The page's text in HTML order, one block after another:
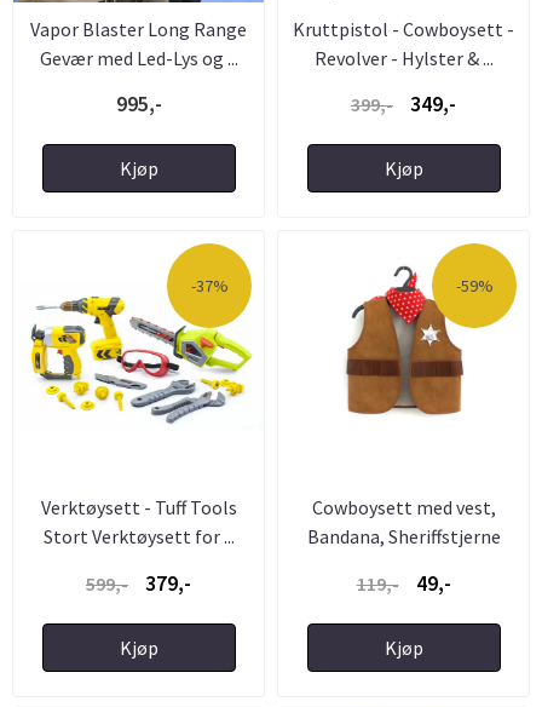
Vapor Blaster Long Range
Gevær med Led-Lys og ...
995,-
Kjøp
Kruttpistol - Cowboysett -
Revolver - Hylster & ...
399,-
349,-
Kjøp
-37%
Verktøysett - Tuff Tools
Stort Verktøysett for ...
599,-
379,-
Kjøp
-59%
Cowboysett med vest,
Bandana, Sheriffstjerne
119,-
49,-
Kjøp